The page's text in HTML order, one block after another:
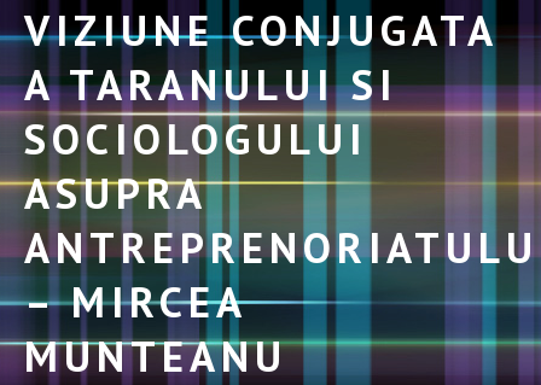
VIZIUNE CONJUGATA
A TARANULUI SI
SOCIOLOGULUI
ASUPRA
– MIRCEA
MUNTEANU